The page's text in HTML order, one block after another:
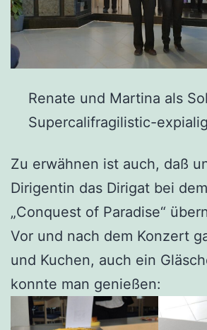
Renate und Martina als
Supercalifragilistic-
Zu erwähnen ist auch, daß
Dirigentin das Dirigat bei
„Conquest of Paradise“
Vor und nach dem Konzert
und Kuchen, auch ein
konnte man genießen: